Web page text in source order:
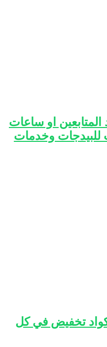
المتابعين او ساعات
للبيدجات وخدمات
تخفيض في كل